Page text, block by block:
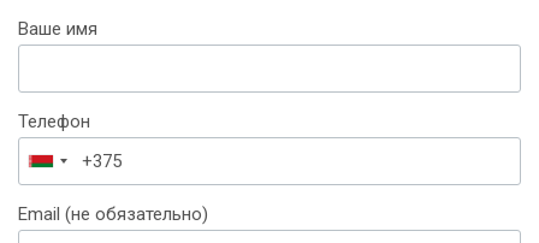
Ваше имя
Телефон
Беларусь
+375
Email (не обязательно)